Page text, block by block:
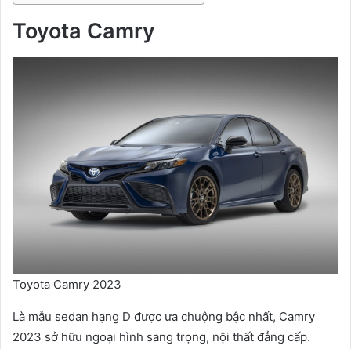
Toyota Camry
Toyota Camry 2023
Là mẫu sedan hạng D được ưa chuộng bậc nhất, Camry
2023 sở hữu ngoại hình sang trọng, nội thất đẳng cấp.